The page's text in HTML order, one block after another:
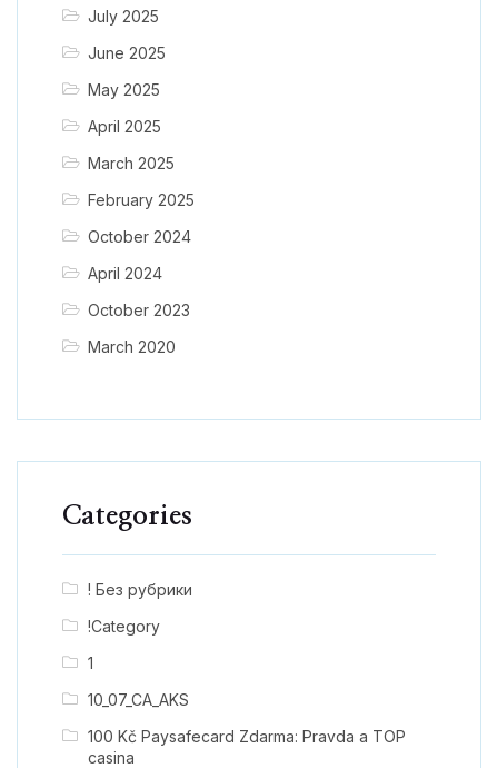
July 2025
June 2025
May 2025
April 2025
March 2025
February 2025
October 2024
April 2024
October 2023
March 2020
Categories
! Без рубрики
!Category
1
10_07_CA_AKS
100 Kč Paysafecard Zdarma: Pravda a TOP
casina